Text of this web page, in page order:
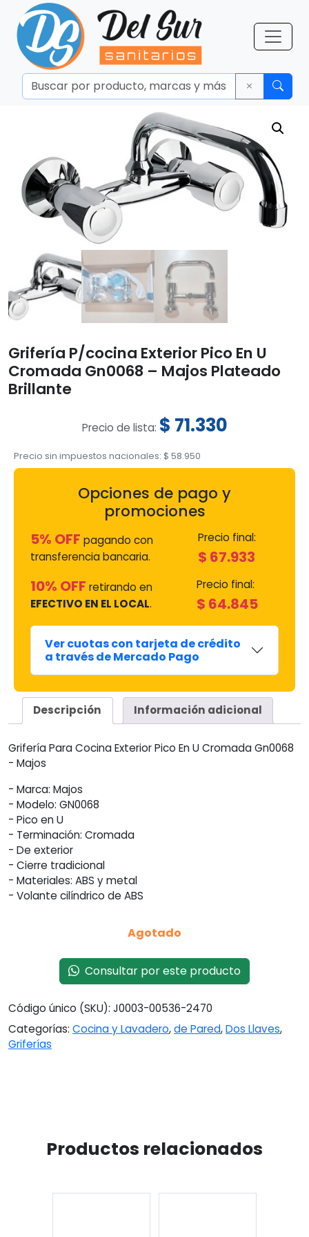
Grifería P/cocina Exterior Pico En U
Cromada Gn0068 – Majos Plateado
Brillante
Precio de lista: $ 71.330
Precio sin impuestos nacionales: $ 58.950
Opciones de pago y
promociones
5% OFF pagando con
transferencia bancaria.
Precio final:
$ 67.933
10% OFF retirando en
EFECTIVO EN EL LOCAL.
Precio final:
$ 64.845
Ver cuotas con tarjeta de crédito
a través de Mercado Pago
Descripción Información adicional
Grifería Para Cocina Exterior Pico En U Cromada Gn0068
- Majos
- Marca: Majos
- Modelo: GN0068
- Pico en U
- Terminación: Cromada
- De exterior
- Cierre tradicional
- Materiales: ABS y metal
- Volante cilíndrico de ABS
Agotado
Consultar por este producto
Código único (SKU): J0003-00536-2470
Categorías: Cocina y Lavadero,de Pared,Dos Llaves,
Griferías
Productos relacionados